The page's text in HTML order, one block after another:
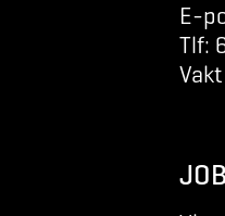
E-
Tlf: